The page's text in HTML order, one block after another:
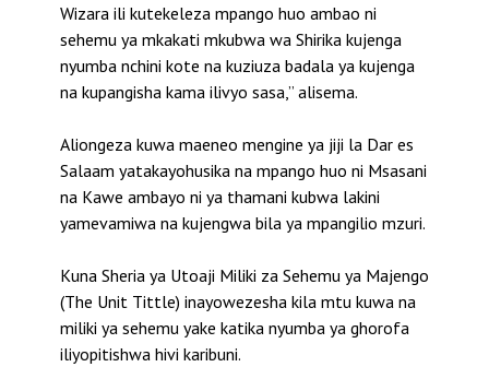
Wizara ili kutekeleza mpango huo ambao ni
sehemu ya mkakati mkubwa wa Shirika kujenga
nyumba nchini kote na kuziuza badala ya kujenga
na kupangisha kama ilivyo sasa,” alisema.
Aliongeza kuwa maeneo mengine ya jiji la Dar es
Salaam yatakayohusika na mpango huo ni Msasani
na Kawe ambayo ni ya thamani kubwa lakini
yamevamiwa na kujengwa bila ya mpangilio mzuri.
Kuna Sheria ya Utoaji Miliki za Sehemu ya Majengo
(The Unit Tittle) inayowezesha kila mtu kuwa na
miliki ya sehemu yake katika nyumba ya ghorofa
iliyopitishwa hivi karibuni.